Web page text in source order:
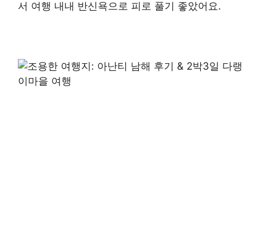
서 여행 내내 반신욕으로 피로 풀기 좋았어요.